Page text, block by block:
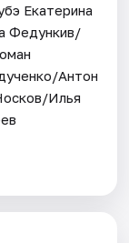
Екатерина
Федункив/
Антон
Илья